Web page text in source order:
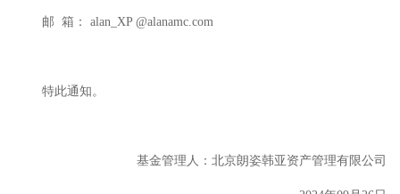
邮 箱： alan_XP @alanamc.com
特此通知。
基金管理人：北京朗姿韩亚资产管理有限公司